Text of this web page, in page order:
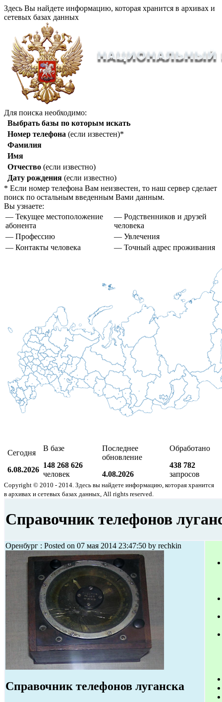
Здесь Вы найдете информацию, которая хранится в архивах и
сетевых базах данных
Для поиска необходимо:
Выбрать базы по которым искать
Номер телефона (если известен)*
Фамилия
Имя
Отчество (если известно)
Дату рождения (если известно)
* Если номер телефона Вам неизвестен, то наш сервер сделает
поиск по остальным введенным Вами данным.
Вы узнаете:
— Текущее местоположение
абонента
— Родственников и друзей
человека
— Профессию
— Увлечения
— Контакты человека
— Точный адрес проживания
Сегодня
6.08.2026
В базе
148 268 626
человек
Последнее
обновление
4.08.2026
Обработано
438 782
запросов
Copyright © 2010 - 2014. Здесь вы найдете информацию, которая хранится
в архивах и сетевых базах данных, All rights reserved.
Справочник телефонов
Оренбург : Posted on 07 мая 2014 23:47:50 by rechkin
Справочник телефонов луганска